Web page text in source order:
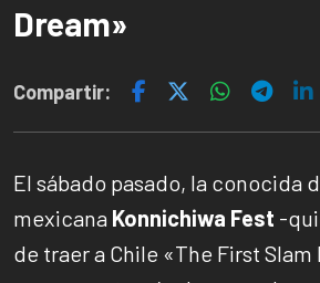
Dream»
Compartir:
El sábado pasado, la conocida
mexicana Konnichiwa Fest -
de traer a Chile «The First Slam